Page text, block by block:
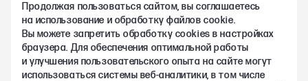
2002-2026. Группа компаний Каркас Монолит
Политика конфиденциальности
Правовая информация
Согласие на обработку персональных данных
Согласие на получение рекламно-информационных материалов
Продолжая пользоваться сайтом, вы соглашаетесь
на использование и обработку файлов cookie.
Вы можете запретить обработку сookies в настройках
браузера. Для обеспечения оптимальной работы
и улучшения пользовательского опыта на сайте могут
использоваться системы веб-аналитики, в том числе